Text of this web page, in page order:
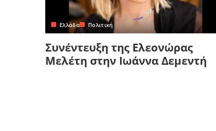
Κυκλάδες
Πελοπόννησος
Ελλάδα Πολιτική
Συνέντευξη της Ελεονώρας
Μελέτη στην Ιωάννα Δεμεντή